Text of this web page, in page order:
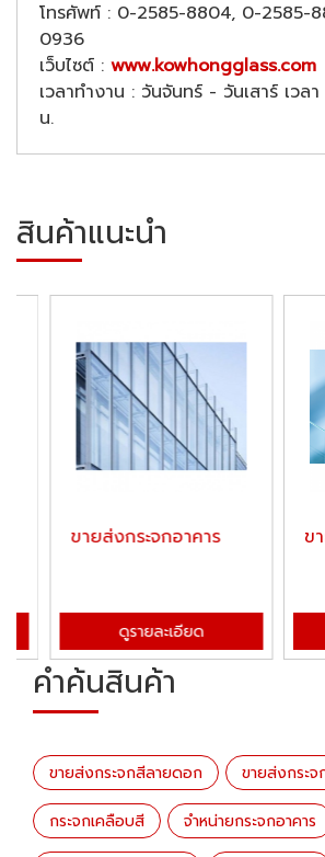
โทรศัพท์ : 0-2585-8804, 0-2585-
0936
เว็บไซต์ : www.kowhongglass.com
เวลาทำงาน : วันจันทร์ - วันเสาร์ เว
น.
สินค้าแนะนำ
ขายส่งกระจกแปรรูป
ดูรายละเอียด
คำค้นสินค้า
ขายส่งกระจกสีลายดอก ขายส่งกระ
กระจกเคลือบสี จำหน่ายกระจกอาคาร